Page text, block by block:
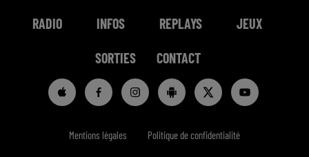
RADIO INFOS REPLAYS JEUX
SORTIES CONTACT
Mentions légales Politique de confidentialité